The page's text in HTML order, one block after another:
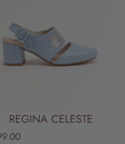
REGINA CELESTE